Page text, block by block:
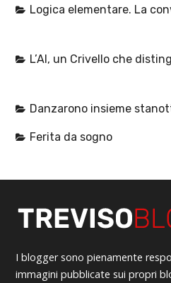
Logica elementare. La
L’AI, un Crivello che
Danzarono insieme
Ferita da sogno
I blogger sono pienamente
immagini pubblicate sui propri